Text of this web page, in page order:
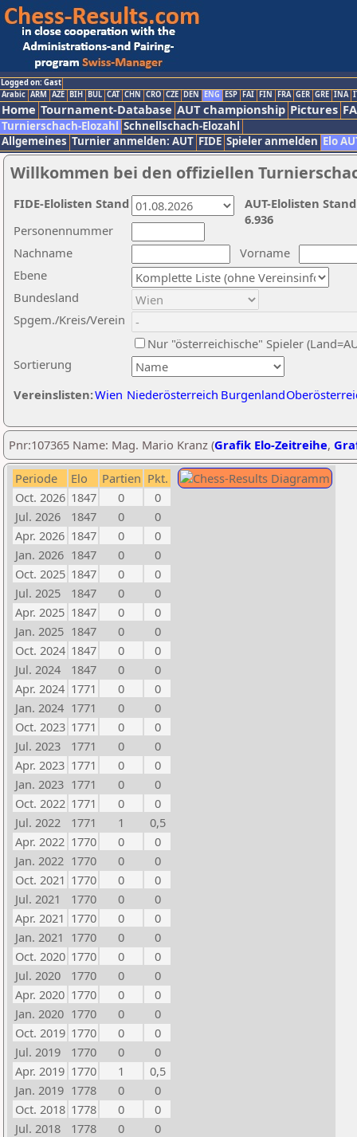
Logged on: Gast
Arabic ARM AZE BIH BUL CAT CHN CRO CZE DEN ENG ESP FAI FIN FRA GER GRE INA
Home Tournament-Database AUT championship Pictures
Turnierschach-Elozahl Schnellschach-Elozahl
Allgemeines Turnier anmelden: AUT FIDE Spieler anmelden Elo
Willkommen bei den offiziellen
Nachname
Vorname
Ebene
Sortierung
Personennummer
Bundesland
Spgem./Kreis/Verein
Nur "österreichische" Spieler
Vereinslisten:Wien Niederösterreich Burgenland
AUT-Elolisten
6.936
FIDE-Elolisten Stand
Pnr:107365 Name: Mag. Mario Kranz (Grafik Elo-Zeitreihe,
Periode Elo Partien Pkt.
Oct. 2026 1847 0
0
Jul. 2026
1847 0
0
Apr. 2026 1847 0
0
Jan. 2026 1847 0
0
Oct. 2025 1847 0
0
Jul. 2025
1847 0
0
Apr. 2025 1847 0
0
Jan. 2025 1847 0
0
Oct. 2024 1847 0
0
Jul. 2024
1847 0
0
Apr. 2024 1771 0
0
Jan. 2024 1771 0
0
Oct. 2023 1771 0
0
Jul. 2023
1771 0
0
Apr. 2023 1771 0
0
Jan. 2023 1771 0
0
Oct. 2022 1771 0
0
Jul. 2022
1771 1
0,5
Apr. 2022 1770 0
0
Jan. 2022 1770 0
0
Oct. 2021 1770 0
0
Jul. 2021
1770 0
0
Apr. 2021 1770 0
0
Jan. 2021 1770 0
0
Oct. 2020 1770 0
0
Jul. 2020
1770 0
0
Apr. 2020 1770 0
0
Jan. 2020 1770 0
0
Oct. 2019 1770 0
0
Jul. 2019
1770 0
0
Apr. 2019 1770 1
0,5
Jan. 2019 1778 0
0
Oct. 2018 1778 0
0
Jul. 2018
1778 0
0